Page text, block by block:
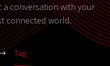
a conversation with your
connected world.
Tag